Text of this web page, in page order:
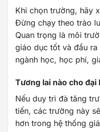
Khi chọn trường, hãy
Đừng chạy theo trào
Quan trọng là môi
giáo dục tốt và đầu
ngành học, học phí,
Tương lai nào cho đại
Nếu duy trì đà tăng
tiến, các trường này
hơn trong hệ thống